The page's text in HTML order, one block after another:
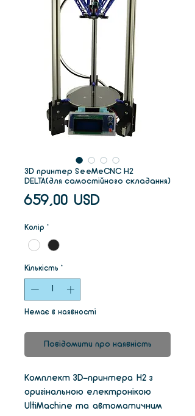
3D принтер SeeMeCNC H2
DELTA(для самостійного складання)
659,00 USDЦіна
Колір *
Кількість *
Немає в наявності
Повідомити про наявність
Комплект 3D-принтера H2 з
оригінальною електронікою
UltiMachine та автоматичним